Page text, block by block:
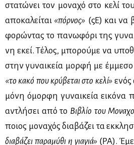
στα­τώ­νει τον μο­να­χό στο κε­λί
απο­κα­λεί­ται «πόρ­νος» (ςΕ) και να
φο­ρώ­ντας το πα­νω­φό­ρι της
νη εκεί. Τέ­λος, μπο­ρού­με να
στην γυ­ναι­κεία μορ­φή με
«το κα­κό που κρύ­βε­ται στο κε­λί»
μό­νη όμορ­φη γυ­ναι­κεία ει­κό­να
αντλή­σει από το Βι­βλίο του
ποιος μο­να­χός δια­βά­ζει τα
δια­βά­ζει πα­ρα­μύ­θι η για­γιά» (ΡΑ).